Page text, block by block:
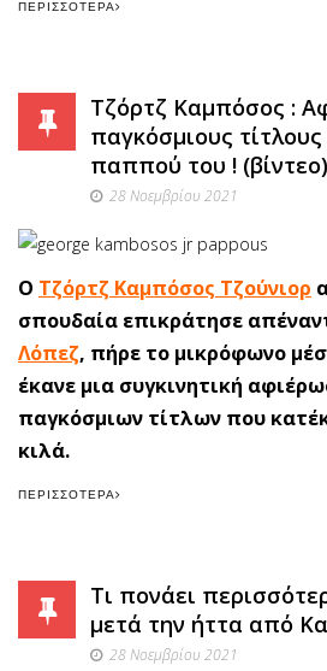
ΠΕΡΙΣΣΌΤΕΡΑ
Τζόρτζ Καμπόσος :
παγκόσμιους
παππού του ! (βίντεο)
28 Νοεμβρίου 2021
O Τζόρτζ Καμπόσος Τζούνιορ
σπουδαία επικράτησε
Λόπεζ, πήρε το μικρόφωνο
έκανε μια συγκινητική
παγκόσμιων τίτλων που
κιλά.
ΠΕΡΙΣΣΌΤΕΡΑ
Τι πονάει
μετά την ήττα από
28 Νοεμβρίου 2021